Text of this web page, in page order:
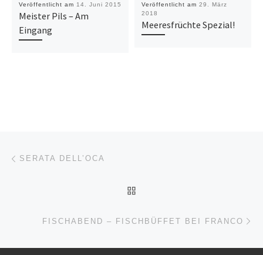
Veröffentlicht am 14. Juni 2015
Meister Pils – Am
Eingang
Veröffentlicht am 29. März
2018
Meeresfrüchte Spezial!
Beitragsnavigation
SERATA DELL’OCA
FISCHABEND – FISCHBÜFFET BEI FRANCO